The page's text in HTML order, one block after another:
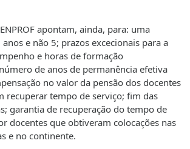
apontam, ainda, para: uma
e não 5; prazos excecionais para a
e horas de formação
de anos de permanência efetiva
no valor da pensão dos docentes
recuperar tempo de serviço; fim das
garantia de recuperação do tempo de
docentes que obtiveram colocações nas
e no continente.